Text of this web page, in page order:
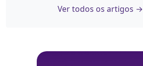
Ver todos os artigos →